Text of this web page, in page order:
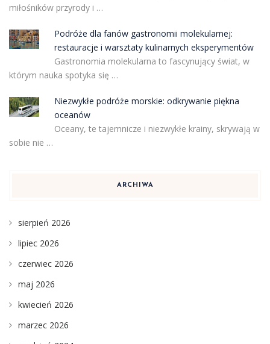
miłośników przyrody i …
Podróże dla fanów gastronomii molekularnej:
restauracje i warsztaty kulinarnych eksperymentów
Gastronomia molekularna to fascynujący świat, w
którym nauka spotyka się …
Niezwykłe podróże morskie: odkrywanie piękna
oceanów
Oceany, te tajemnicze i niezwykłe krainy, skrywają w
sobie nie …
ARCHIWA
sierpień 2026
lipiec 2026
czerwiec 2026
maj 2026
kwiecień 2026
marzec 2026